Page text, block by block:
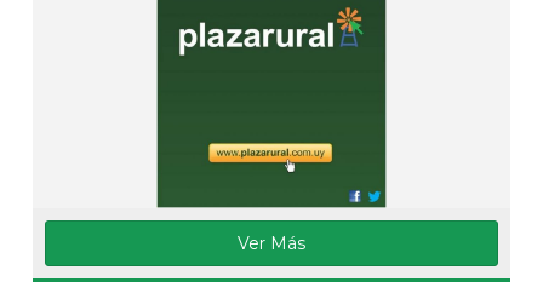
Ver Más